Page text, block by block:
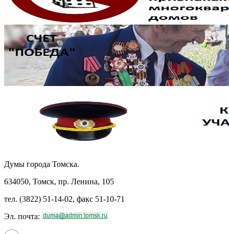
Думы города Томска.
634050, Томск, пр. Ленина, 105
тел. (3822) 51-14-02, факс 51-10-71
Эл. почта: